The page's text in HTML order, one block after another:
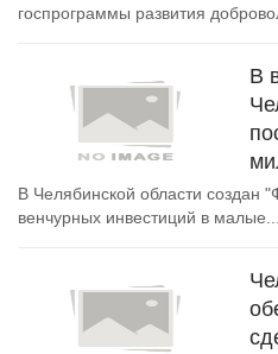
госпрограммы развития
В
В Челябинской области создан
венчурных инвестиций в малые...